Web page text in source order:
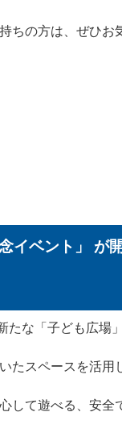
ちの方は、ぜひお
イベント」 が
な「子ども広場
たスペースを活用
して遊べる、安全